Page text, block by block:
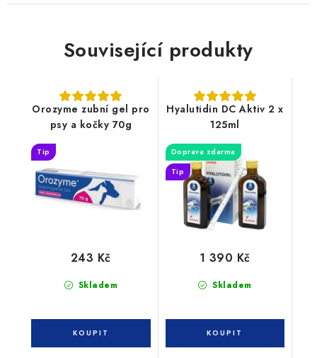
Související produkty
Orozyme zubní gel pro
psy a kočky 70g
Tip
Skladem
243 Kč
Hyalutidin DC Aktiv 2 x
125ml
Doprava zdarma
Tip
Skladem
1 390 Kč